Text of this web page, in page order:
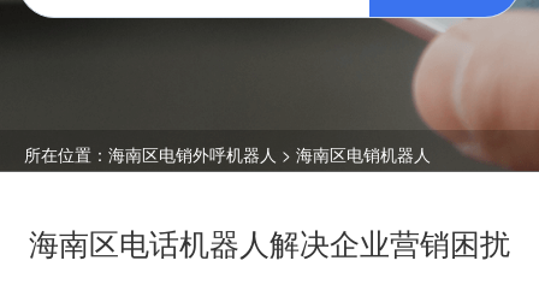
所在位置： 海南区电销外呼机器人 > 海南区电销机器人
海南区电话机器人解决企业营销困扰